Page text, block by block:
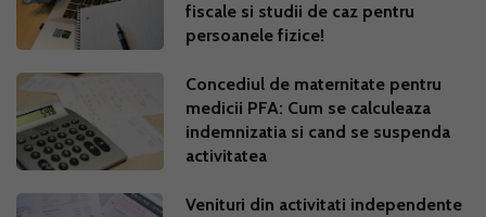
fiscale si studii de caz pentru
persoanele fizice!
Concediul de maternitate pentru
medicii PFA: Cum se calculeaza
indemnizatia si cand se suspenda
activitatea
Venituri din activitati independente